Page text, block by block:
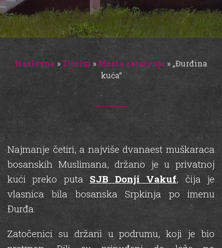
Naslovna »Zločini »Mesta zatočenja »„Đurđina
kuća“
Najmanje četiri, a najviše dvanaest muškaraca
bosanskih Muslimana, držano je u privatnoj
kući preko puta SJB Donji Vakuf, čija je
vlasnica bila bosanska Srpkinja po imenu
Đurđa.
Zatočenici su držani u podrumu, koji je bio